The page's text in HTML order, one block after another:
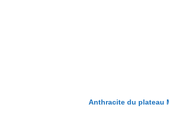
Anthracite du plateau